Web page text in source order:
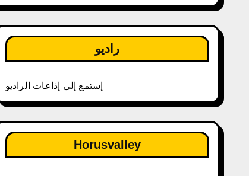
راديو
إستمع إلى إذاعات الراديو
Horusvalley